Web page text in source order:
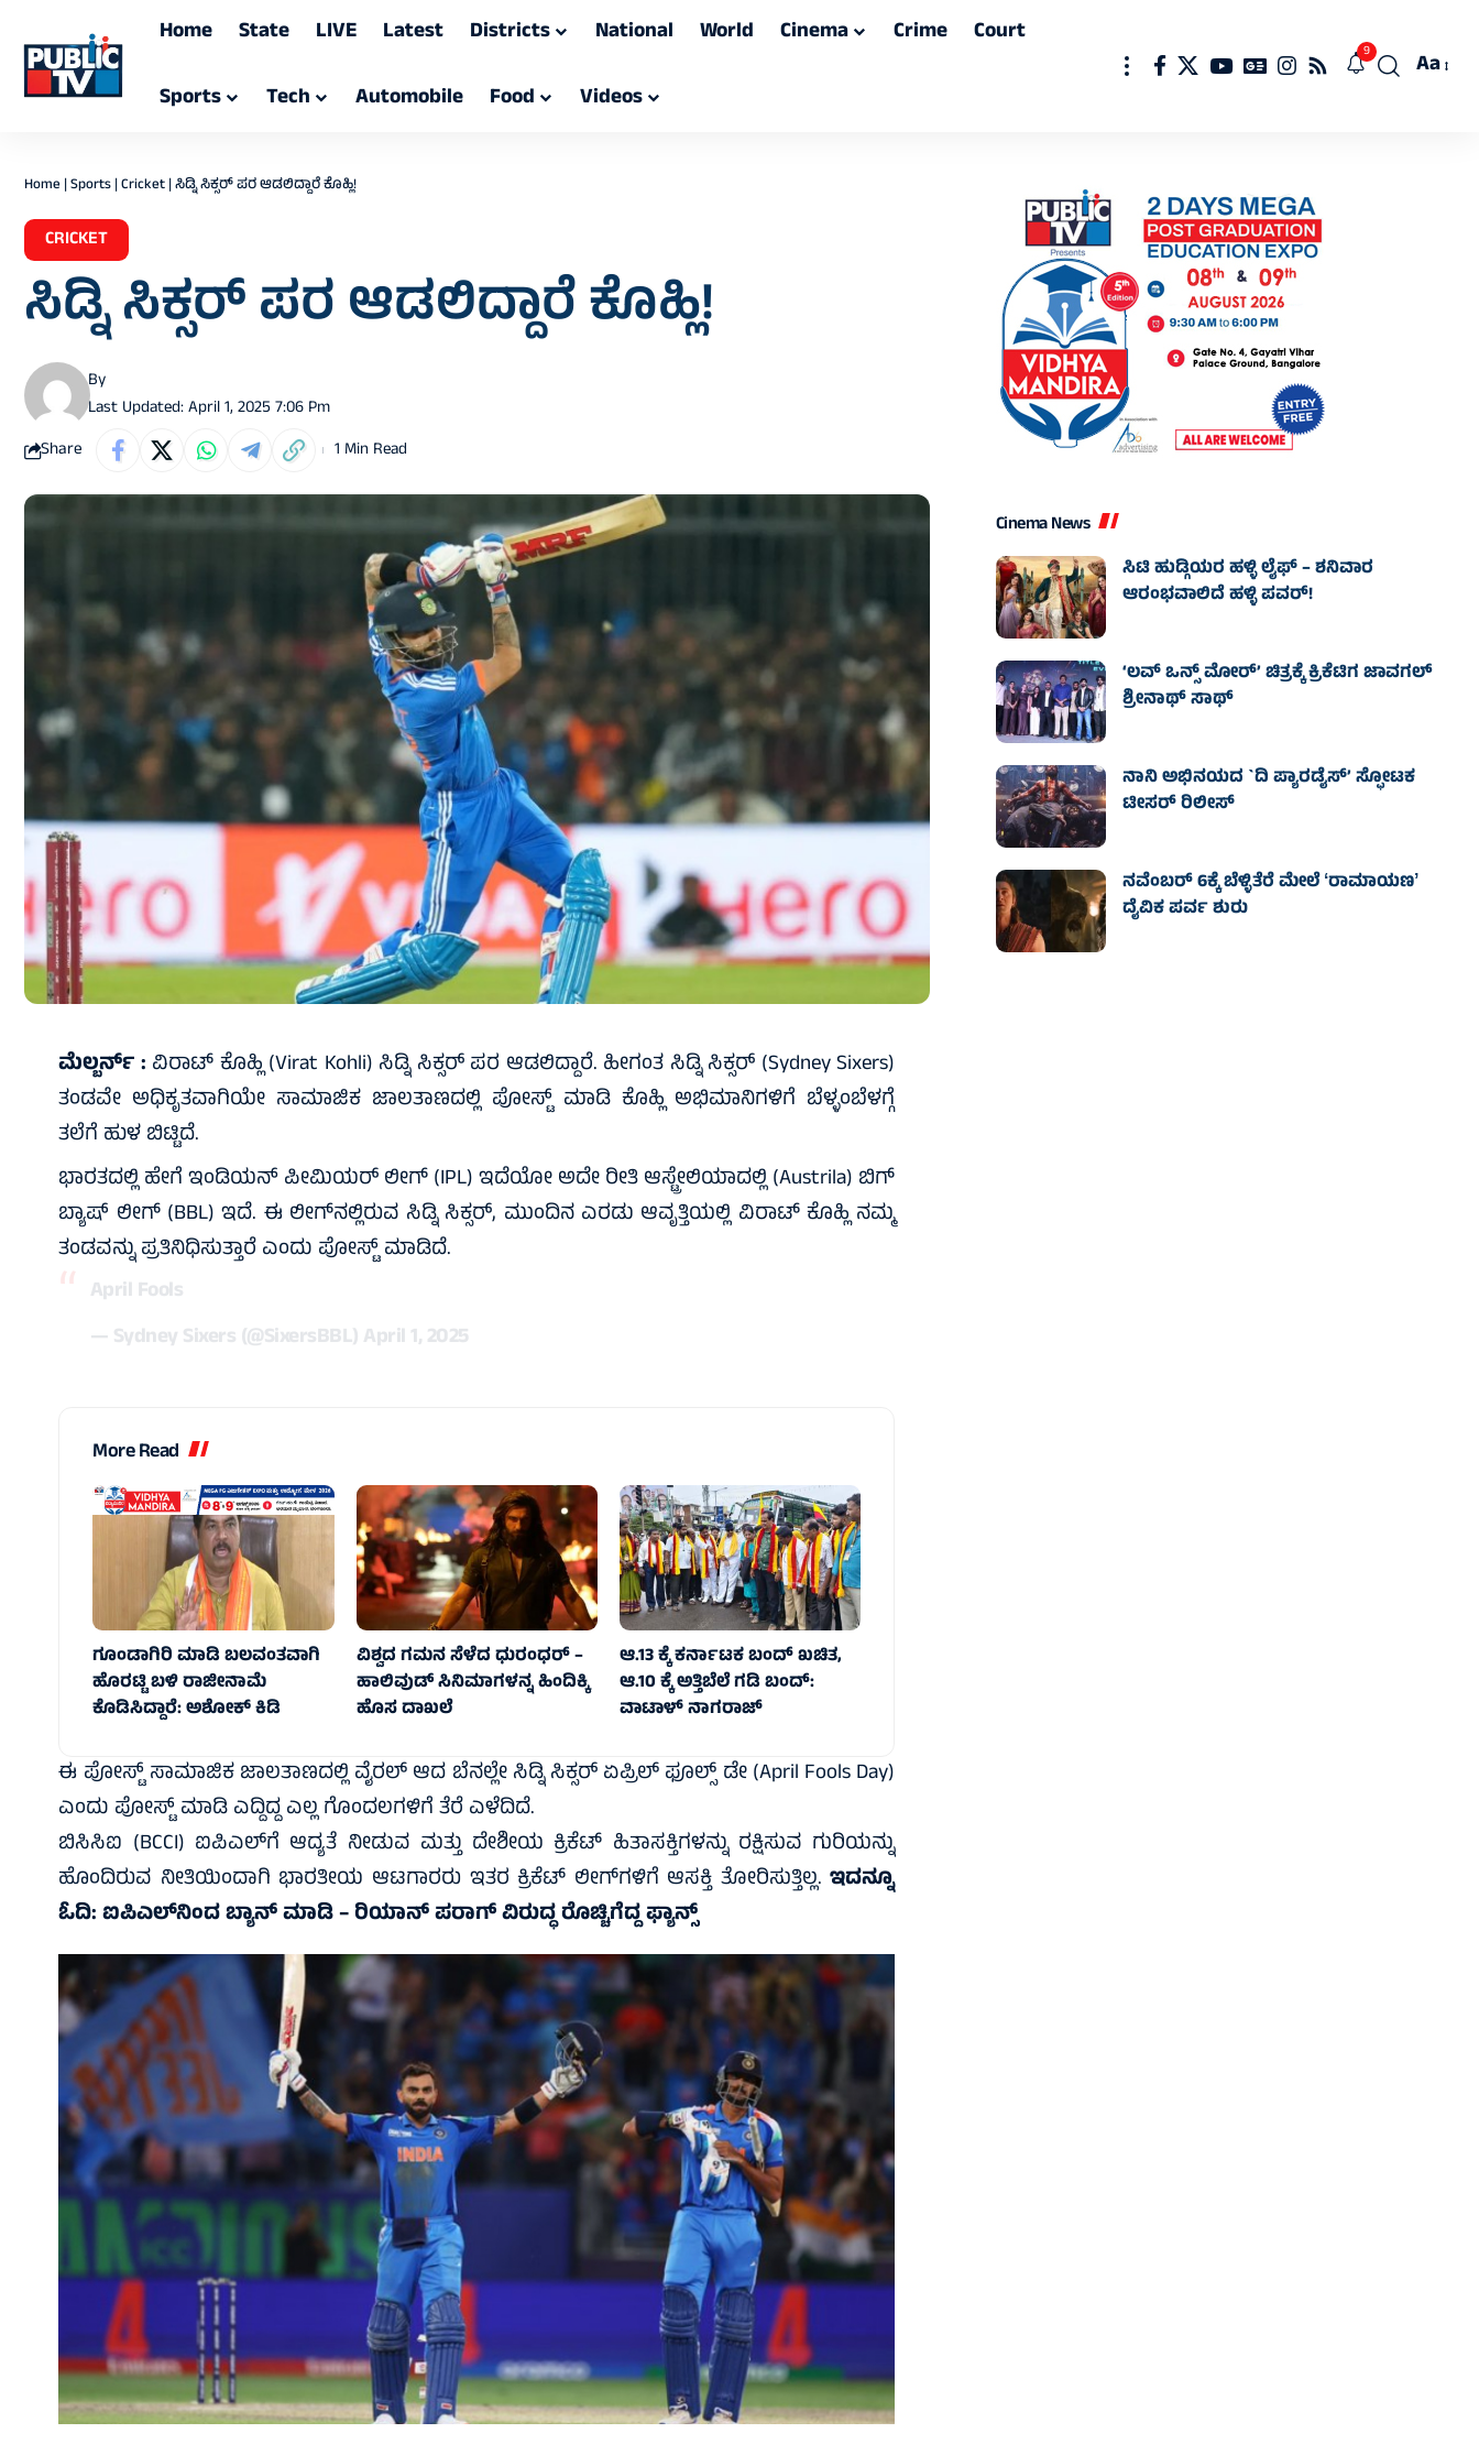
Home State LIVE Latest Districts National World Cinema Crime
Court
Sports
Tech Automobile Food Videos
9
Font
Aa
Home |Sports|Cricket|ಸಿಡ್ನಿ ಸಿಕ್ಸರ್‌ ಪರ ಆಡಲಿದ್ದಾರೆ ಕೊಹ್ಲಿ!
CRICKET
ಸಿಡ್ನಿ ಸಿಕ್ಸರ್‌ ಪರ ಆಡಲಿದ್ದಾರೆ ಕೊಹ್ಲಿ!
Last Updated: April 1, 2025 7:06 Pm
By
Share 1 Min Read
ಮೆಲ್ಬರ್ನ್‌ : ವಿರಾಟ್‌ ಕೊಹ್ಲಿ (Virat Kohli) ಸಿಡ್ನಿ ಸಿಕ್ಸರ್‌ ಪರ ಆಡಲಿದ್ದಾರೆ. ಹೀಗಂತ ಸಿಡ್ನಿ ಸಿಕ್ಸರ್‌ (Sydney Sixers)
ತಂಡವೇ ಅಧಿಕೃತವಾಗಿಯೇ ಸಾಮಾಜಿಕ ಜಾಲತಾಣದಲ್ಲಿ ಪೋಸ್ಟ್‌ ಮಾಡಿ ಕೊಹ್ಲಿ ಅಭಿಮಾನಿಗಳಿಗೆ ಬೆಳ್ಳಂಬೆಳಗ್ಗೆ
ತಲೆಗೆ ಹುಳ ಬಿಟ್ಟಿದೆ.
ಭಾರತದಲ್ಲಿ ಹೇಗೆ ಇಂಡಿಯನ್‌ ಪೀಮಿಯರ್‌ ಲೀಗ್‌ (IPL) ಇದೆಯೋ ಅದೇ ರೀತಿ ಆಸ್ಟ್ರೇಲಿಯಾದಲ್ಲಿ (Austrila) ಬಿಗ್‌
ಬ್ಯಾಷ್‌ ಲೀಗ್‌ (BBL) ಇದೆ. ಈ ಲೀಗ್‌ನಲ್ಲಿರುವ ಸಿಡ್ನಿ ಸಿಕ್ಸರ್‌, ಮುಂದಿನ ಎರಡು ಆವೃತ್ತಿಯಲ್ಲಿ ವಿರಾಟ್‌ ಕೊಹ್ಲಿ ನಮ್ಮ
ತಂಡವನ್ನು ಪ್ರತಿನಿಧಿಸುತ್ತಾರೆ ಎಂದು ಪೋಸ್ಟ್‌ ಮಾಡಿದೆ.
April Fools
— Sydney Sixers (@SixersBBL)April 1, 2025
More Read
ಗೂಂಡಾಗಿರಿ ಮಾಡಿ ಬಲವಂತವಾಗಿ
ಹೊರಟ್ಟಿ ಬಳಿ ರಾಜೀನಾಮೆ
ಕೊಡಿಸಿದ್ದಾರೆ: ಅಶೋಕ್‌ ಕಿಡಿ
ವಿಶ್ವದ ಗಮನ ಸೆಳೆದ ಧುರಂಧರ್ –
ಹಾಲಿವುಡ್‌ ಸಿನಿಮಾಗಳನ್ನ ಹಿಂದಿಕ್ಕಿ
ಹೊಸ ದಾಖಲೆ
ಆ.13 ಕ್ಕೆ ಕರ್ನಾಟಕ ಬಂದ್ ಖಚಿತ,
ಆ.10 ಕ್ಕೆ ಅತ್ತಿಬೆಲೆ ಗಡಿ ಬಂದ್:
ವಾಟಾಳ್ ನಾಗರಾಜ್
ಈ ಪೋಸ್ಟ್‌ ಸಾಮಾಜಿಕ ಜಾಲತಾಣದಲ್ಲಿ ವೈರಲ್‌ ಆದ ಬೆನಲ್ಲೇ ಸಿಡ್ನಿ ಸಿಕ್ಸರ್‌ ಏಪ್ರಿಲ್‌ ಫೂಲ್ಸ್‌ ಡೇ (April Fools Day)
ಎಂದು ಪೋಸ್ಟ್‌ ಮಾಡಿ ಎದ್ದಿದ್ದ ಎಲ್ಲ ಗೊಂದಲಗಳಿಗೆ ತೆರೆ ಎಳೆದಿದೆ.
ಬಿಸಿಸಿಐ (BCCI) ಐಪಿಎಲ್‌ಗೆ ಆದ್ಯತೆ ನೀಡುವ ಮತ್ತು ದೇಶೀಯ ಕ್ರಿಕೆಟ್‌ ಹಿತಾಸಕ್ತಿಗಳನ್ನು ರಕ್ಷಿಸುವ ಗುರಿಯನ್ನು
ಹೊಂದಿರುವ ನೀತಿಯಿಂದಾಗಿ ಭಾರತೀಯ ಆಟಗಾರರು ಇತರ ಕ್ರಿಕೆಟ್ ಲೀಗ್‌ಗಳಿಗೆ ಆಸಕ್ತಿ ತೋರಿಸುತ್ತಿಲ್ಲ.ಇದನ್ನೂ
ಓದಿ:ಐಪಿಎಲ್‌ನಿಂದ ಬ್ಯಾನ್‌ ಮಾಡಿ – ರಿಯಾನ್‌ ಪರಾಗ್‌ ವಿರುದ್ಧ ರೊಚ್ಚಿಗೆದ್ದ ಫ್ಯಾನ್ಸ್‌
Cinema News
ಸಿಟಿ ಹುಡ್ಗಿಯರ ಹಳ್ಳಿ ಲೈಫ್‌ – ಶನಿವಾರ
ಆರಂಭವಾಲಿದೆ ಹಳ್ಳಿ ಪವರ್‌!
‘ಲವ್ ಒನ್ಸ್ ಮೋರ್’ ಚಿತ್ರಕ್ಕೆ ಕ್ರಿಕೆಟಿಗ ಜಾವಗಲ್
ಶ್ರೀನಾಥ್ ಸಾಥ್
ನಾನಿ ಅಭಿನಯದ `ದಿ ಪ್ಯಾರಡೈಸ್’ ಸ್ಫೋಟಕ
ಟೀಸರ್ ರಿಲೀಸ್
ನವೆಂಬರ್ 6ಕ್ಕೆ ಬೆಳ್ಳಿತೆರೆ ಮೇಲೆ ʻರಾಮಾಯಣʼ
ದೈವಿಕ ಪರ್ವ ಶುರು